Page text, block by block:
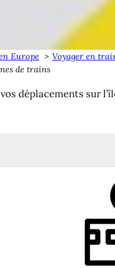
Europe
Voyager en
de trains
déplacements sur